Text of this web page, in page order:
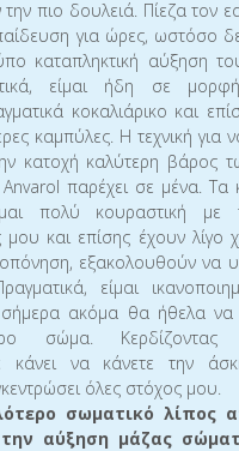
πιο δουλειά. Πίεζα τον
για ώρες, ωστόσο
καταπληκτική αύξηση
είμαι ήδη σε
κοκαλιάρικο και
καμπύλες. Η τεχνική για
κατοχή καλύτερη βάρος
Anvarol παρέχει σε μένα. Τα
πολύ κουραστική με
μου και επίσης έχουν λίγο
εξακολουθούν να
είμαι
ακόμα θα ήθελα να
σώμα. Κερδίζοντας
κάνει να κάνετε την
όλες στόχος μου.
σωματικό λίπος
αύξηση μάζας